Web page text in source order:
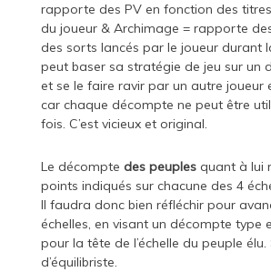
rapporte des PV en fonction des
du joueur & Archimage = rapporte
des sorts lancés par le joueur durant
peut baser sa stratégie de jeu sur un
et se le faire ravir par un autre joueur
car chaque décompte ne peut être
fois. C’est vicieux et original.
Le décompte des peuples quant à lui
points indiqués sur chacune des 4
Il faudra donc bien réfléchir pour
échelles, en visant un décompte type
pour la tête de l’échelle du peuple élu.
d’équilibriste.